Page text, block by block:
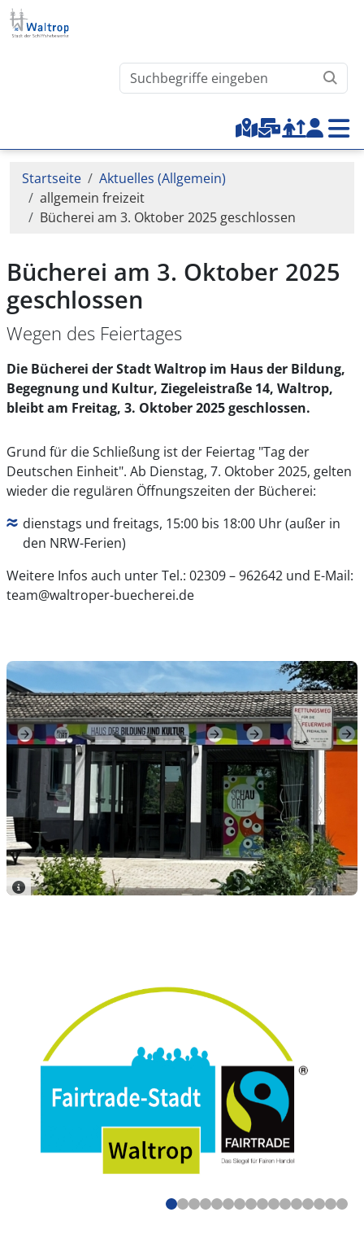
Direkt zum Inhalt
Waltrop.de durchsuchen
Top-Menu
Pfadnavigation
Startseite
Aktuelles (Allgemein)
allgemein freizeit
Bücherei am 3. Oktober 2025 geschlossen
Bücherei am 3. Oktober 2025
geschlossen
Wegen des Feiertages
Die Bücherei der Stadt Waltrop im Haus der Bildung,
Begegnung und Kultur, Ziegeleistraße 14, Waltrop,
bleibt am Freitag, 3. Oktober 2025 geschlossen.
Grund für die Schließung ist der Feiertag "Tag der
Deutschen Einheit". Ab Dienstag, 7. Oktober 2025, gelten
wieder die regulären Öffnungszeiten der Bücherei:
dienstags und freitags, 15:00 bis 18:00 Uhr (außer in
den NRW-Ferien)
Weitere Infos auch unter Tel.: 02309 – 962642 und E-Mail:
team@waltroper-buecherei.de